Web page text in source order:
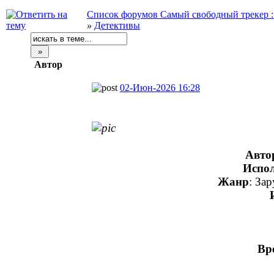
Список форумов Самый свободный трекер
» Детективы
Автор
02-Июн-2026 16:28
Жанр: